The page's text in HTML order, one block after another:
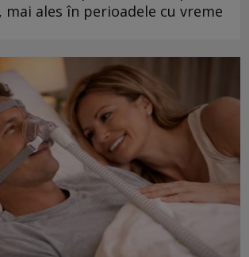
mai ales în perioadele cu vreme